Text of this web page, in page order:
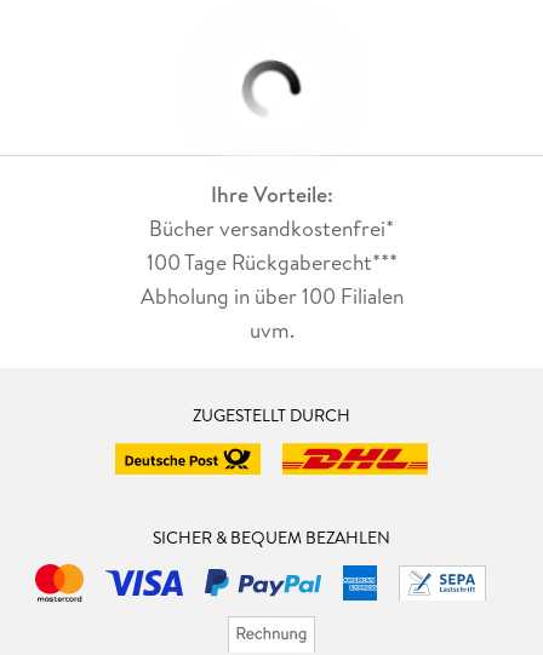
Ihre Vorteile:
Bücher versandkostenfrei*
100 Tage Rückgaberecht***
Abholung in über 100 Filialen
uvm.
ZUGESTELLT DURCH
SICHER & BEQUEM BEZAHLEN